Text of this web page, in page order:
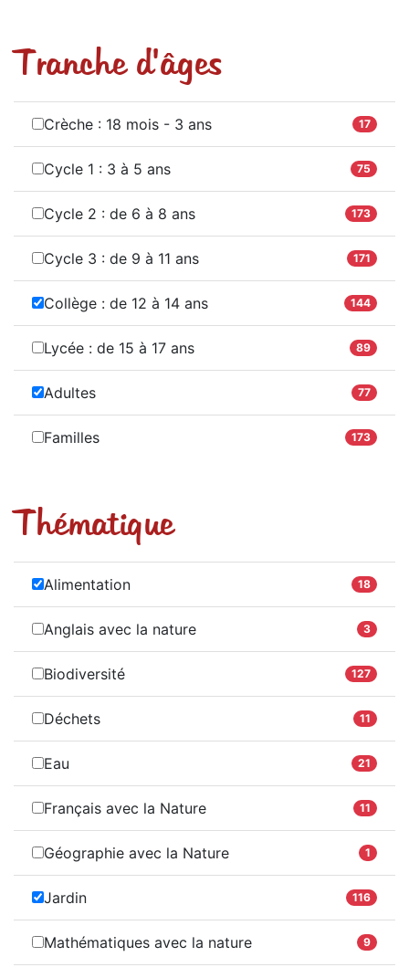
Tranche d'âges
Crèche : 18 mois - 3 ans 17
Cycle 1 : 3 à 5 ans 75
Cycle 2 : de 6 à 8 ans 173
Cycle 3 : de 9 à 11 ans 171
Collège : de 12 à 14 ans 144
Lycée : de 15 à 17 ans 89
Adultes 77
Familles 173
Thématique
Alimentation 18
Anglais avec la nature 3
Biodiversité 127
Déchets 11
Eau 21
Français avec la Nature 11
Géographie avec la Nature 1
Jardin 116
Mathématiques avec la nature 9